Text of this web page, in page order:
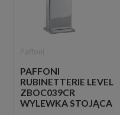
PAFFONI
RUBINETTERIE LEVEL
ZBOC039CR
WYLEWKA STOJĄCA